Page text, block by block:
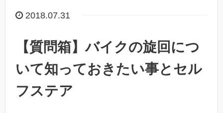
2018.07.31
【質問箱】バイクの旋回につ
いて知っておきたい事とセル
フステア